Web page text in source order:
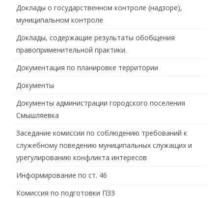
Доклады о государственном контроле (надзоре),
муниципальном контроле
Доклады, содержащие результаты обобщения
правоприменительной практики.
Документация по планировке территории
Документы
Документы администрации городского поселения
Смышляевка
Заседание комиссии по соблюдению требований к
служебному поведению муниципальных служащих и
урегулированию конфликта интересов
Информирование по ст. 46
Комиссия по подготовки ПЗЗ